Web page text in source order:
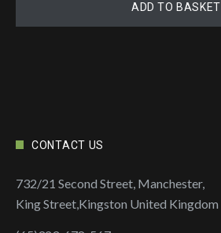
ADD TO BASKET
CONTACT US
732/21 Second Street, Manchester,
King Street,Kingston United Kingdom